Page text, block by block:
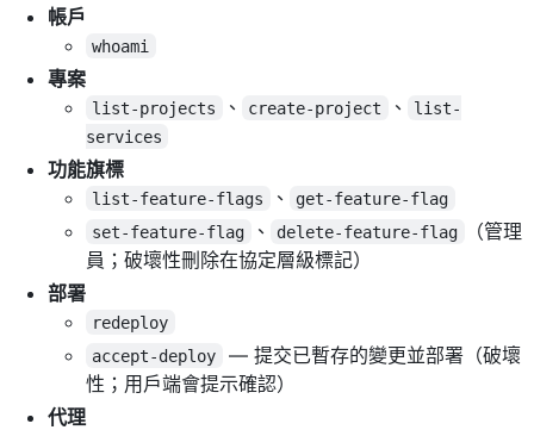
帳戶
whoami
專案
list-projects 、 create-project 、
list-
services
功能旗標
list-feature-flags 、
get-feature-flag
set-feature-flag
、 delete-feature-flag
（管理
員；破壞性刪除在協定層級標記）
部署
redeploy
accept-deploy
— 提交已暫存的變更並部署（破壞
性；用戶端會提示確認）
代理